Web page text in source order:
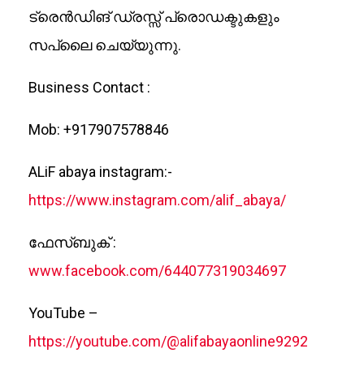
ട്രെൻഡിങ് ഡ്രസ്സ് പ്രൊഡക്ടുകളും
സപ്ലൈ ചെയ്യുന്നു.
Business Contact :
Mob: +917907578846
ALiF abaya instagram:-
https://www.instagram.com/alif_abaya/
ഫേസ്ബുക് :
www.facebook.com/644077319034697
YouTube –
https://youtube.com/@alifabayaonline9292